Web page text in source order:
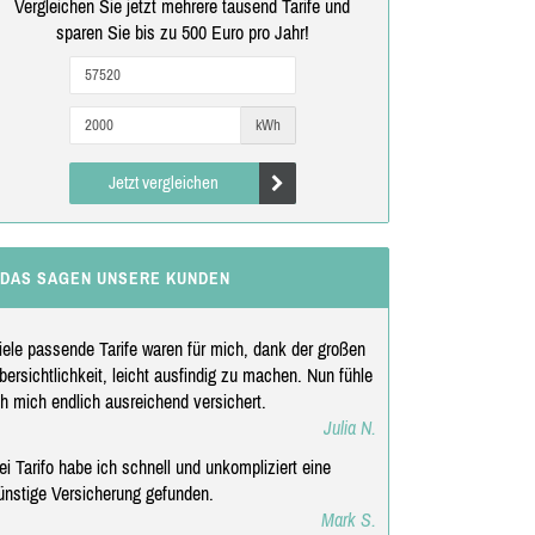
Vergleichen Sie jetzt mehrere tausend Tarife und
sparen Sie bis zu 500 Euro pro Jahr!
kWh
Jetzt vergleichen
DAS SAGEN UNSERE KUNDEN
passende Tarife waren für mich, dank der großen
leicht ausfindig zu machen. Nun fühle
mich endlich ausreichend versichert.
Julia N.
Tarifo habe ich schnell und unkompliziert eine
Versicherung gefunden.
Mark S.